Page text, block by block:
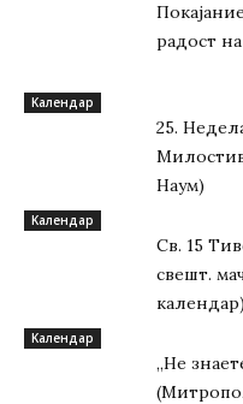
радост
Kалендар
25.
Наум)
Kалендар
Св. 15
свeшт.
Kалендар
„Не